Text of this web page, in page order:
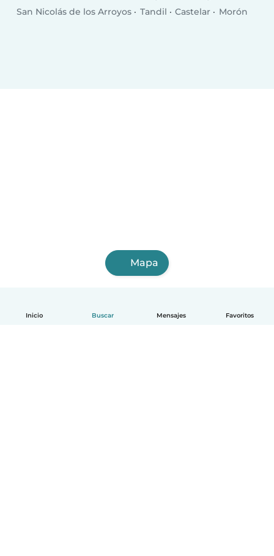
Inicio Buscar Mensajes Favoritos
San Nicolás de los Arroyos
Tandil Castelar Morón
Mapa